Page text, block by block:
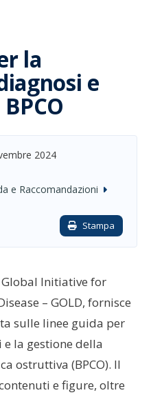
la
e
2024
e Raccomandazioni
Stampa
Initiative for
– GOLD, fornisce
sulle linee guida per
la gestione della
ostruttiva (BPCO). Il
e figure, oltre